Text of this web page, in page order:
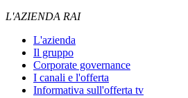
L'AZIENDA RAI
L'azienda
Il gruppo
Corporate governance
I canali e l'offerta
Informativa sull'offerta tv